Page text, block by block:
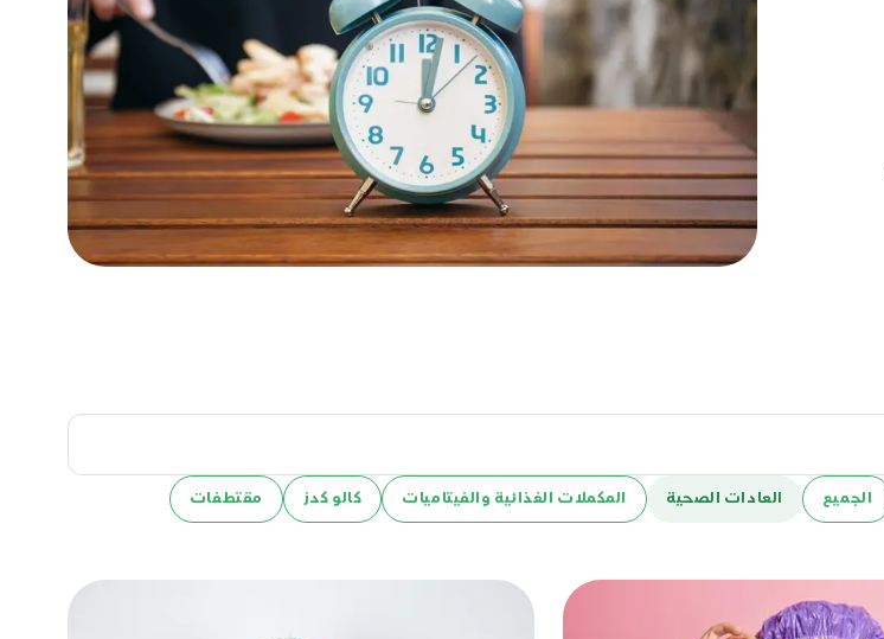
الجميع العادات الصحية المكملات الغذائية والفيتاميات كالو كدز مقتطفات